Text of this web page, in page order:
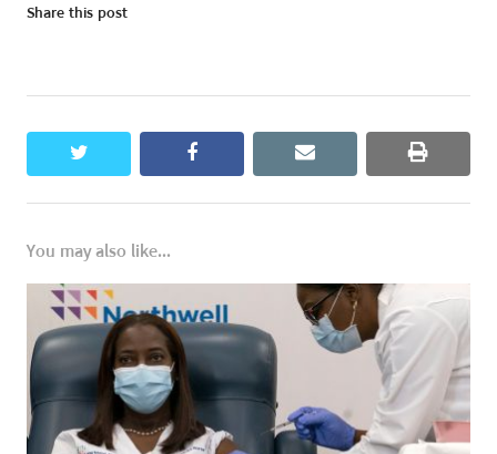
Share this post
twitter facebook email print
You may also like...